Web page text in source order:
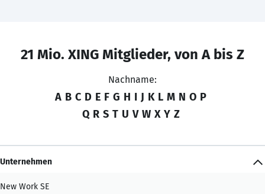
21 Mio. XING Mitglieder, von A bis Z
Nachname:
A B C D E F G H I J K L M N O P
Q R S T U V W X Y Z
Unternehmen
New Work SE